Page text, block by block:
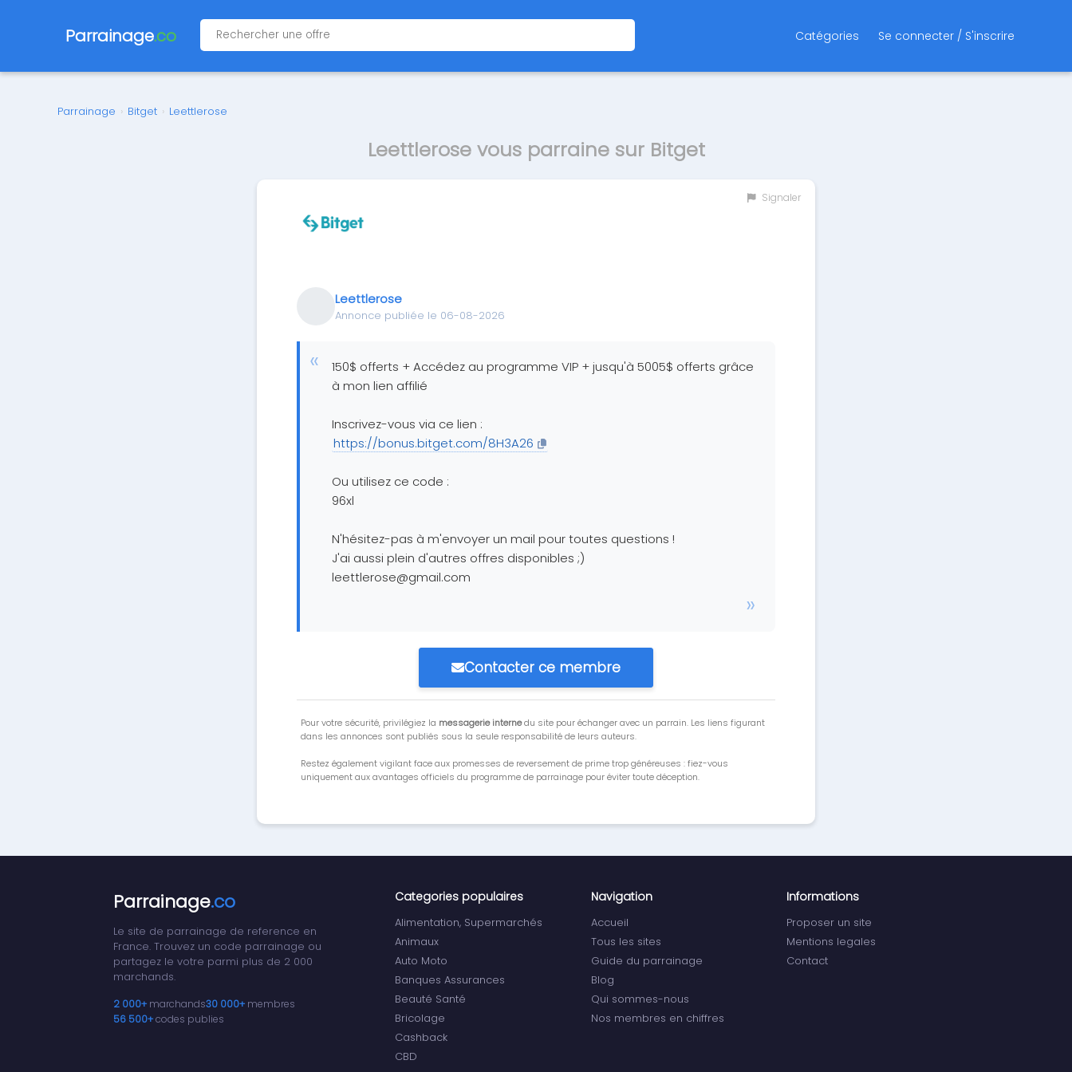
Parrainage.co Catégories Se connecter / S'inscrire
Parrainage › Bitget › Leettlerose
Leettlerose vous parraine sur Bitget
Signaler
Leettlerose
Annonce publiée le 06-08-2026
150$ offerts + Accédez au programme VIP + jusqu'à 5005$ offerts grâce
à mon lien affilié
Inscrivez-vous via ce lien :
https://bonus.bitget.com/8H3A26
Ou utilisez ce code :
96xl
N'hésitez-pas à m'envoyer un mail pour toutes questions !
J'ai aussi plein d'autres offres disponibles ;)
leettlerose@gmail.com
Contacter ce membre
Pour votre sécurité, privilégiez la messagerie internedu site pour échanger avec un parrain. Les liens figurant
dans les annonces sont publiés sous la seule responsabilité de leurs auteurs.
Restez également vigilant face aux promesses de reversement de prime trop généreuses : fiez-vous
uniquement aux avantages officiels du programme de parrainage pour éviter toute déception.
Parrainage.co
Le site de parrainage de reference en
France. Trouvez un code parrainage ou
partagez le votre parmi plus de 2 000
marchands.
2 000+ marchands30 000+ membres
56 500+codes publies
Categories populaires
Alimentation, Supermarchés
Animaux
Auto Moto
Banques Assurances
Beauté Santé
Bricolage
Cashback
CBD
Navigation
Accueil
Tous les sites
Guide du parrainage
Blog
Qui sommes-nous
Nos membres en chiffres
Informations
Proposer un site
Mentions legales
Contact